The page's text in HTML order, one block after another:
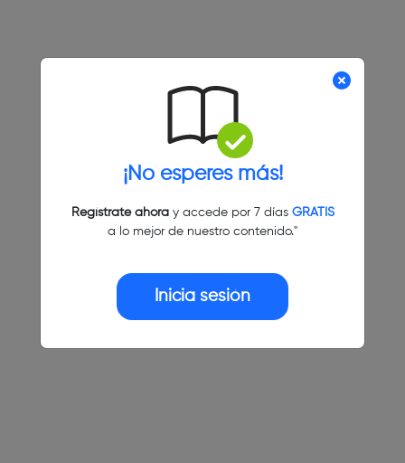
¡No esperes más!
Regístrate ahoray accede por 7 días GRATIS
a lo mejor de nuestro contenido."
Inicia sesión